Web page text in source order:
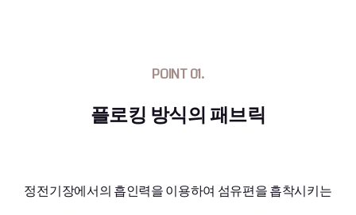
POINT 01.
플로킹 방식의 패브릭
정전기장에서의 흡인력을 이용하여 섬유편을 흡착시키는